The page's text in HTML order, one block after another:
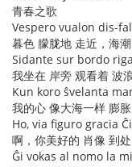
青春之歌
Vespero vualon dis-
暮色 朦胧地 走近，海
Sidante sur bordo
我坐在 岸旁 观看着 波
Kun koro ŝvelanta
我的心 像大海一样 膨
Ho, via figuro gracia
啊，你美好的 肖像 到处
Ĝi vokas al nomo la